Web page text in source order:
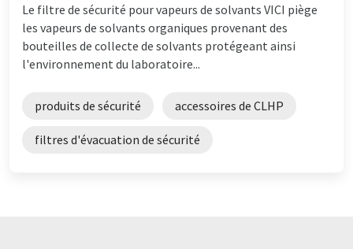
Le filtre de sécurité pour vapeurs de solvants VICI piège
les vapeurs de solvants organiques provenant des
bouteilles de collecte de solvants protégeant ainsi
l'environnement du laboratoire...
produits de sécurité accessoires de CLHP
filtres d'évacuation de sécurité